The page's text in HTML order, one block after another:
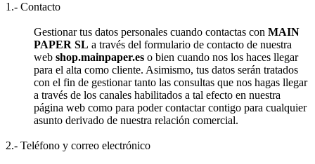
1.- Contacto
Gestionar tus datos personales cuando contactas con MAIN
PAPER SL a través del formulario de contacto de nuestra
web shop.mainpaper.es o bien cuando nos los haces llegar
para el alta como cliente. Asimismo, tus datos serán tratados
con el fin de gestionar tanto las consultas que nos hagas llegar
a través de los canales habilitados a tal efecto en nuestra
página web como para poder contactar contigo para cualquier
asunto derivado de nuestra relación comercial.
2.- Teléfono y correo electrónico